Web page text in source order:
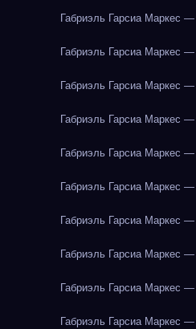
Габриэль Гарсиа Маркес
Габриэль Гарсиа Маркес
Габриэль Гарсиа Маркес
Габриэль Гарсиа Маркес
Габриэль Гарсиа Маркес
Габриэль Гарсиа Маркес
Габриэль Гарсиа Маркес
Габриэль Гарсиа Маркес
Габриэль Гарсиа Маркес
Габриэль Гарсиа Маркес